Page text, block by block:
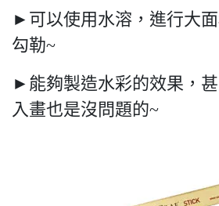
►可以使用水溶，進行大
勾勒~
►能夠製造水彩的效果，
入畫也是沒問題的~